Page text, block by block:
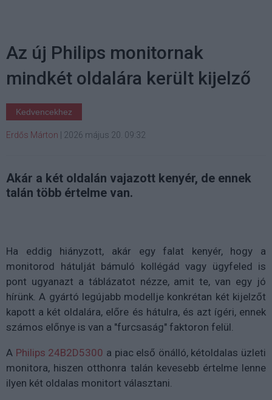
Az új Philips monitornak
mindkét oldalára került kijelző
Kedvencekhez
Erdős Márton 2026 május 20. 09:32
Akár a két oldalán vajazott kenyér, de ennek
talán több értelme van.
Ha eddig hiányzott, akár egy falat kenyér, hogy a
monitorod hátulját bámuló kollégád vagy ügyfeled is
pont ugyanazt a táblázatot nézze, amit te, van egy jó
hírünk. A gyártó legújabb modellje konkrétan két kijelzőt
kapott a két oldalára, előre és hátulra, és azt ígéri, ennek
számos előnye is van a "furcsaság" faktoron felül.
A Philips 24B2D5300 a piac első önálló, kétoldalas üzleti
monitora, hiszen otthonra talán kevesebb értelme lenne
ilyen két oldalas monitort választani.